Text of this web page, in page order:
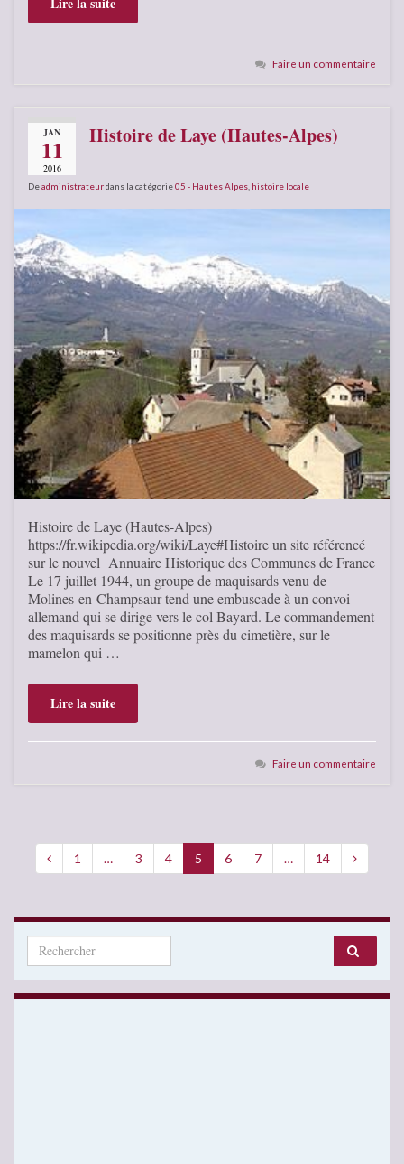
Faire un commentaire
JAN
11
2016
Histoire de Laye (Hautes-Alpes)
Deadministrateurdans la catégorie05 - Hautes Alpes histoire locale
Histoire de Laye (Hautes-Alpes)
https://fr.wikipedia.org/wiki/Laye#Histoire un site référencé
sur le nouvel Annuaire Historique des Communes de France
Le 17 juillet 1944, un groupe de maquisards venu de
Molines-en-Champsaur tend une embuscade à un convoi
allemand qui se dirige vers le col Bayard. Le commandement
des maquisards se positionne près du cimetière, sur le
mamelon qui …
Lire la suite
Faire un commentaire
1 … 3 4 5 6 7 … 14
Search for: